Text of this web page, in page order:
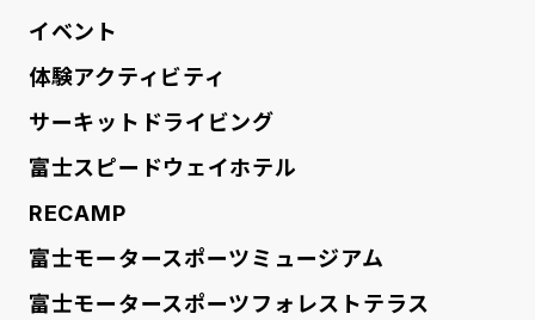
イベント
体験アクティビティ
サーキットドライビング
富士スピードウェイホテル
RECAMP
富士モータースポーツミュージアム
富士モータースポーツフォレストテラス